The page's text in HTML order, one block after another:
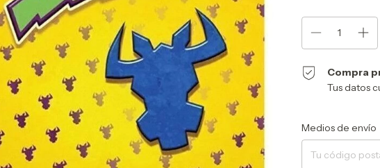
Compra
Tus datos
Entregas para el CP:
Medios de envío